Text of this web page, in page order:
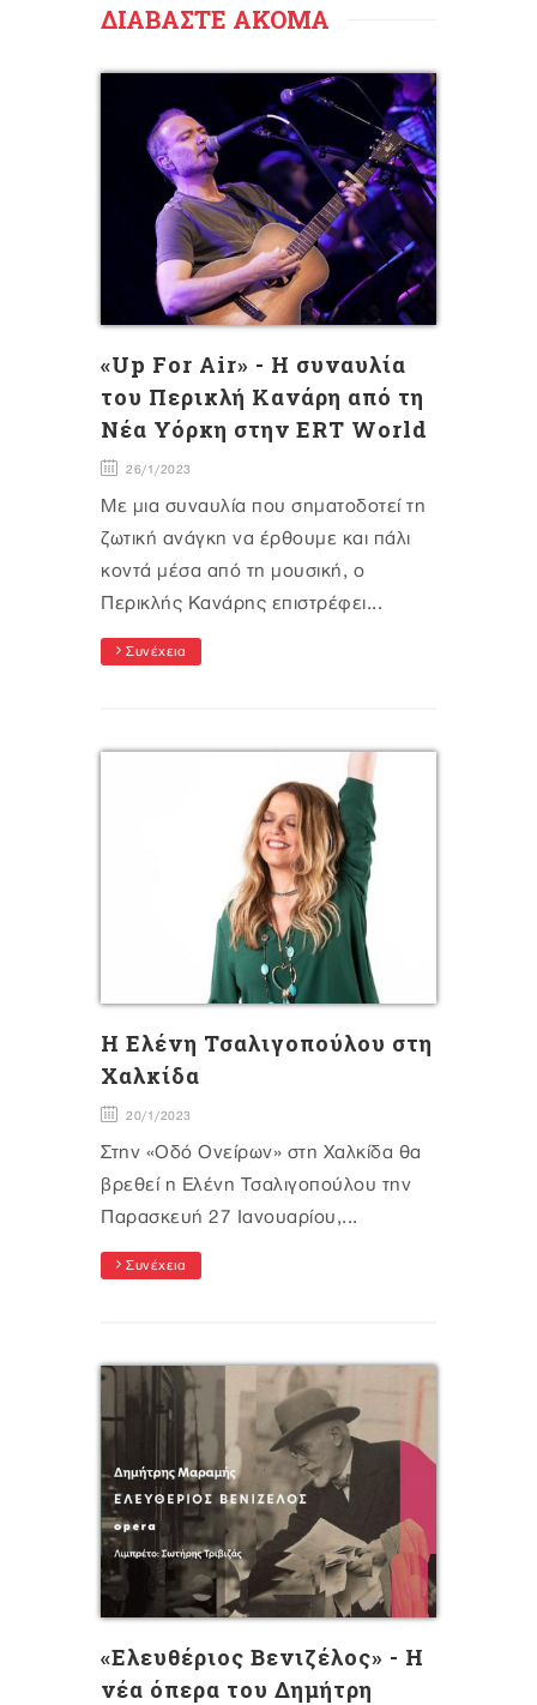
ΔΙΑΒΑΣΤΕ ΑΚΟΜΑ
«Up For Air» - Η συναυλία
του Περικλή Κανάρη από τη
Νέα Υόρκη στην ERT World
26/1/2023
Με μια συναυλία που σηματοδοτεί τη
ζωτική ανάγκη να έρθουμε και πάλι
κοντά μέσα από τη μουσική, ο
Περικλής Κανάρης επιστρέφει...
Συνέχεια
Η Ελένη Τσαλιγοπούλου στη
Χαλκίδα
20/1/2023
Στην «Οδό Ονείρων» στη Χαλκίδα θα
βρεθεί η Ελένη Τσαλιγοπούλου την
Παρασκευή 27 Ιανουαρίου,...
Συνέχεια
«Ελευθέριος Βενιζέλος» - Η
νέα όπερα του Δημήτρη